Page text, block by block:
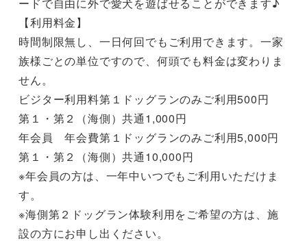
【利用料金】
時間制限無し、一日何回でもご利用できます。一家
族様ごとの単位ですので、何頭でも料金は変わりま
せん。
ビジター利用料第１ドッグランのみご利用500円
第１・第２（海側）共通1,000円
年会員　年会費第１ドッグランのみご利用5,000円
第１・第２（海側）共通10,000円
※年会員の方は、一年中いつでもご利用いただけま
す。
※海側第２ドッグラン体験利用をご希望の方は、施
設の方にお申し出ください。